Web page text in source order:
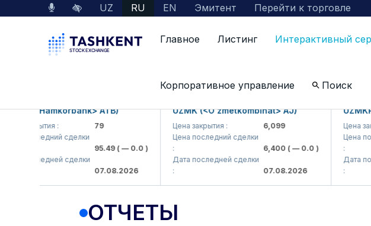
UZ RU EN Эмитент Перейти к торговле
Главное Листинг Интерактивный
Корпоративное управление Поиск
Раскрытие информации по компаниям
(<Hamkorbank> ATB)
закрытия :
последний сделки
95.49( — 0.0 )
последней сделки
07.08.2026
UZMK (<O'zmetkombinat> AJ)
Цена закрытия :
6,099
Цена последний сделки
6,400( — 0.0 )
Дата последней сделки
07.08.2026
UZMKP
Цена
Цена
Дата
ОТЧЕТЫ